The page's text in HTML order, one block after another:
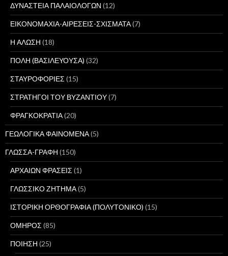
ΔΥΝΑΣΤΕΙΑ ΠΑΛΑΙΟΛΟΓΩΝ (12)
ΕΙΚΟΝΟΜΑΧΙΑ-ΑΙΡΕΣΕΙΣ-ΣΧΙΣΜΑΤΑ(7)
Η ΑΛΩΣΗ (18)
ΠΟΛΗ (ΒΑΣΙΛΕΥΟΥΣΑ) (32)
ΣΤΑΥΡΟΦΟΡΙΕΣ (15)
ΣΤΡΑΤΗΓΟΙ ΤΟΥ ΒΥΖΑΝΤΙΟΥ(7)
ΦΡΑΓΚΟΚΡΑΤΙΑ(20)
ΓΕΩΛΟΓΙΚΑ ΦΑΙΝΟΜΕΝΑ(5)
ΓΛΩΣΣΑ-ΓΡΑΦΗ (150)
ΑΡΧΑΙΩΝ ΦΡΑΣΕΙΣ (1)
ΓΛΩΣΣΙΚΟ ΖΗΤΗΜΑ(5)
ΙΣΤΟΡΙΚΗ ΟΡΘΟΓΡΑΦΙΑ (ΠΟΛΥΤΟΝΙΚΟ) (15)
ΟΜΗΡΟΣ (85)
ΠΟΙΗΣΗ (25)